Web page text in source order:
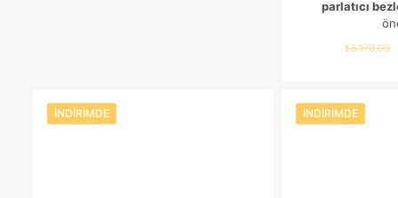
parlatıcı
₺5.173,00
İNDIRIMDE İNDIRIMDE